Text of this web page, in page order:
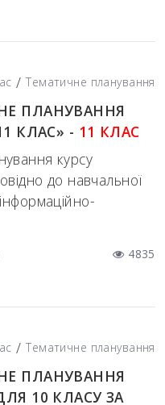
/ Тематичне планування
ПЛАНУВАННЯ
КЛАС» - 11 КЛАС
курсу
до навчальної
4835
/ Тематичне планування
ПЛАНУВАННЯ
10 КЛАСУ ЗА